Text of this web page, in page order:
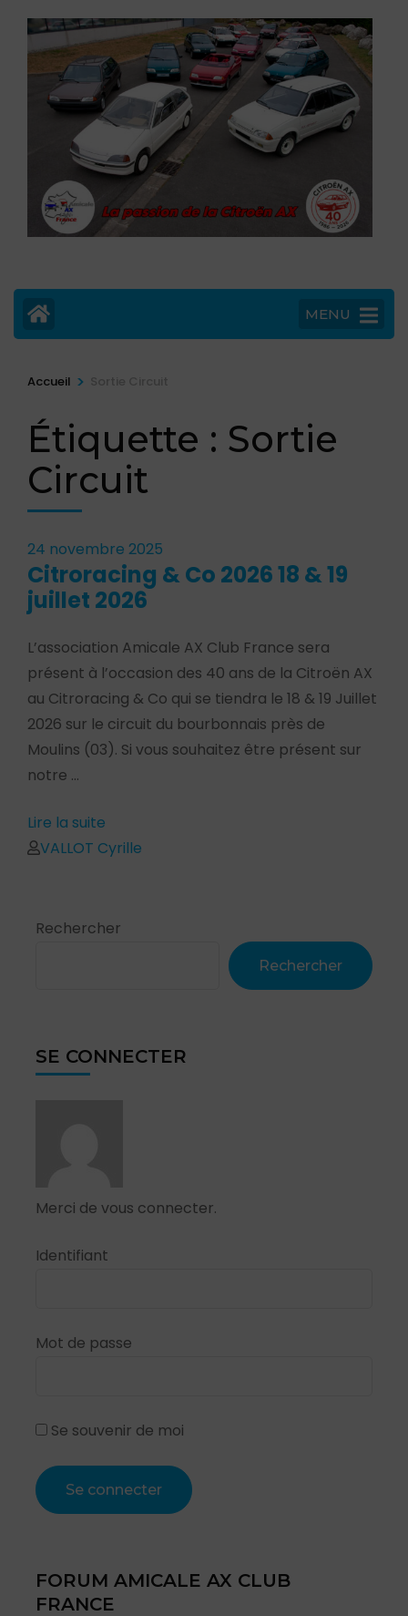
MENU
Accueil >
Étiquette : Sortie
Circuit
24 novembre 2025
Citroracing & Co 2026 18 & 19
juillet 2026
L’association Amicale AX Club France sera
présent à l’occasion des 40 ans de la Citroën AX
au Citroracing & Co qui se tiendra le 18 & 19 Juillet
2026 sur le circuit du bourbonnais près de
Moulins (03). Si vous souhaitez être présent sur
notre …
Lire la suite
VALLOT Cyrille
Rechercher
Rechercher
SE CONNECTER
Merci de vous connecter.
Identifiant
Mot de passe
Se souvenir de moi
FORUM AMICALE AX CLUB
FRANCE